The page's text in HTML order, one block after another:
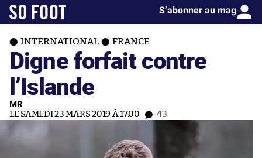
S’abonner au mag
INTERNATIONAL FRANCE
Digne forfait contre
l’Islande
MR
LE SAMEDI 23 MARS 2019 À 17:00 43